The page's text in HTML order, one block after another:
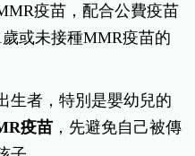
疫苗，配合公費疫苗
或未接種MMR疫苗的
生者，特別是嬰幼兒的
疫苗 ，先避免自己被傳